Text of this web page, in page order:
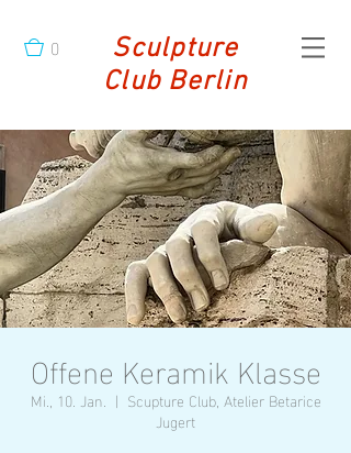
0
Sculpture
Club Berlin
Offene Keramik Klasse
Mi., 10. Jan.
  |
Scupture Club, Atelier Betarice
Jugert